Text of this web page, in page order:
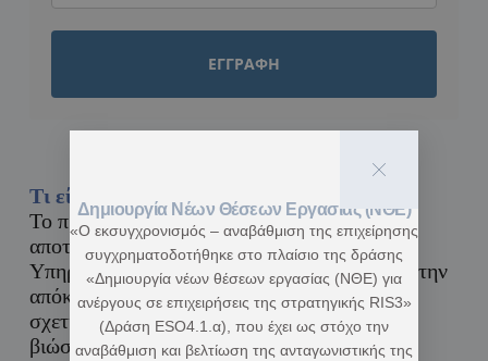
ΕΓΓΡΑΦΗ
Τι είναι το Voucher Ανέργων 1.000€;
Το πρόγραμμα Voucher Ανέργων 1.000€
αποτελεί μια πρωτοβουλία της Δημόσιας
Υπηρεσίας Απασχόλησης (ΔΥΠΑ) με στόχο την
απόκτηση και αναβάθμιση δεξιοτήτων που
σχετίζονται με την πράσινη οικονομία και τις
βιώσιμες τεχνολογίες.
Δημιουργία Νέων Θέσεων Εργασίας (ΝΘΕ)
«Ο εκσυγχρονισμός – αναβάθμιση της επιχείρησης
συγχρηματοδοτήθηκε στο πλαίσιο της δράσης
«Δημιουργία νέων θέσεων εργασίας (ΝΘΕ) για
ανέργους σε επιχειρήσεις της στρατηγικής RIS3»
(Δράση ESO4.1.α), που έχει ως στόχο την
αναβάθμιση και βελτίωση της ανταγωνιστικής της